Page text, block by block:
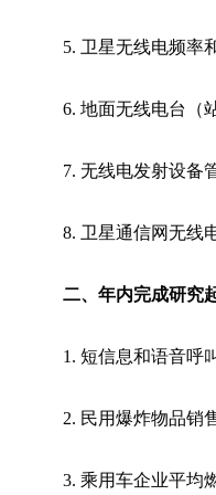
5. 卫星无线电频率
6. 地面无线电台（
7. 无线电发射设备
8. 卫星通信网无线
二、年内完成研究
1. 短信息和语音呼
2. 民用爆炸物品销
3. 乘用车企业平均